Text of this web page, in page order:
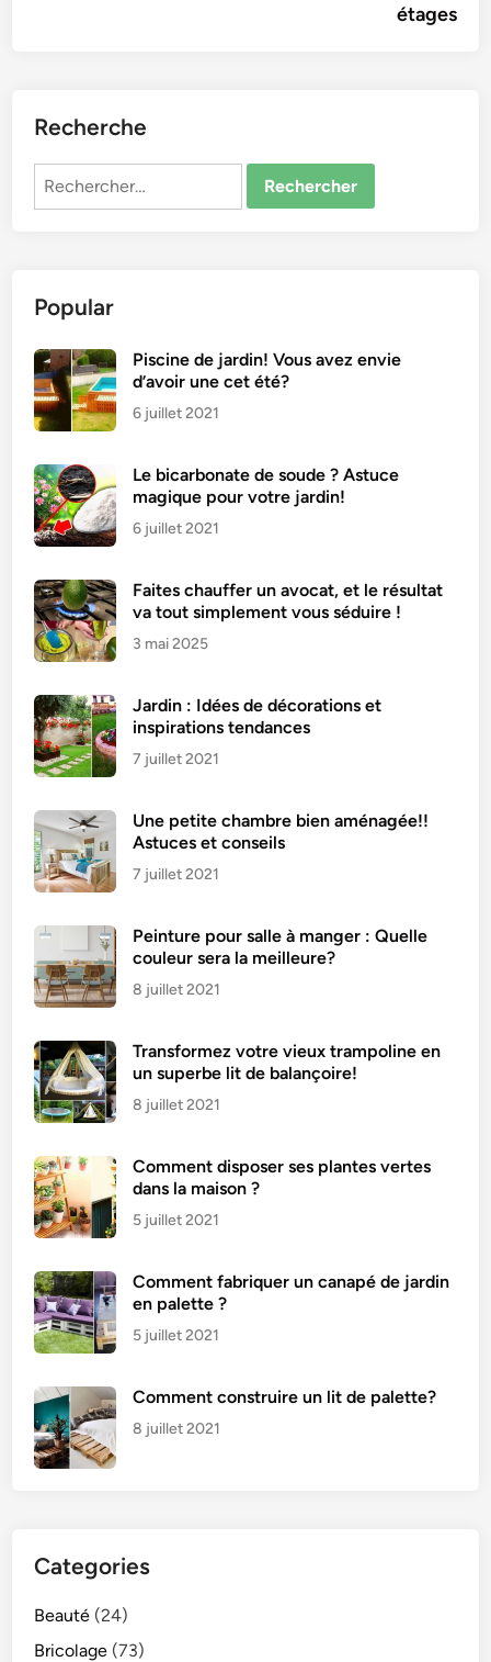
étages
Recherche
Rechercher :
Popular
Piscine de jardin! Vous avez envie
d’avoir une cet été?
6 juillet 2021
Le bicarbonate de soude ? Astuce
magique pour votre jardin!
6 juillet 2021
Faites chauffer un avocat, et le résultat
va tout simplement vous séduire !
3 mai 2025
Jardin : Idées de décorations et
inspirations tendances
7 juillet 2021
Une petite chambre bien aménagée!!
Astuces et conseils
7 juillet 2021
Peinture pour salle à manger : Quelle
couleur sera la meilleure?
8 juillet 2021
Transformez votre vieux trampoline en
un superbe lit de balançoire!
8 juillet 2021
Comment disposer ses plantes vertes
dans la maison ?
5 juillet 2021
Comment fabriquer un canapé de jardin
en palette ?
5 juillet 2021
Comment construire un lit de palette?
8 juillet 2021
Categories
Beauté (24)
Bricolage (73)